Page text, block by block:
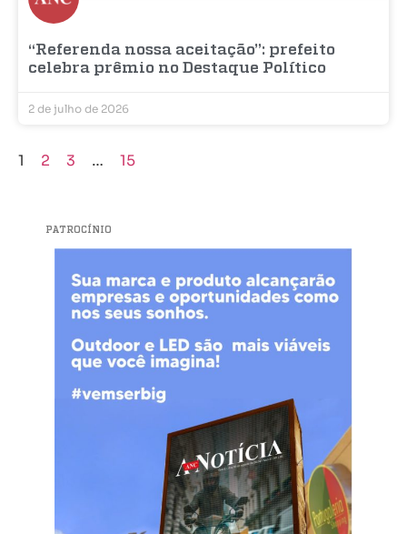
“Referenda nossa aceitação”: prefeito
celebra prêmio no Destaque Político
2 de julho de 2026
1 2 3 … 15
PATROCÍNIO